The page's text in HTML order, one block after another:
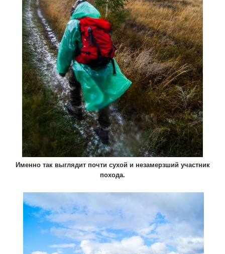
Именно так выглядит почти сухой и незамерзший участник
похода.